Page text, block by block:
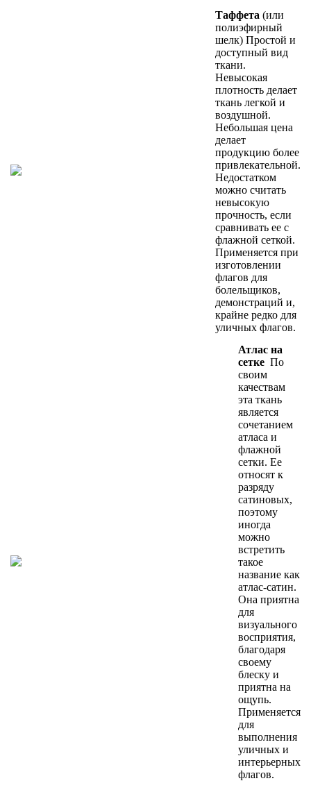
Таффета (или
полиэфирный
шелк) Простой и
доступный вид
ткани.
Невысокая
плотность делает
ткань легкой и
воздушной.
Небольшая цена
делает
продукцию более
привлекательной.
Недостатком
можно считать
невысокую
прочность, если
сравнивать ее с
флажной сеткой.
Применяется при
изготовлении
флагов для
болельщиков,
демонстраций и,
крайне редко для
уличных флагов.
Атлас на
сетке По
своим
качествам
эта ткань
является
сочетанием
атласа и
флажной
сетки. Ее
относят к
разряду
сатиновых,
поэтому
иногда
можно
встретить
такое
название как
атлас-сатин.
Она приятна
для
визуального
восприятия,
благодаря
своему
блеску и
приятна на
ощупь.
Применяется
для
выполнения
уличных и
интерьерных
флагов.